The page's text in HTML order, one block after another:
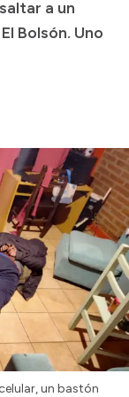
a un
Bolsón. Uno
un bastón